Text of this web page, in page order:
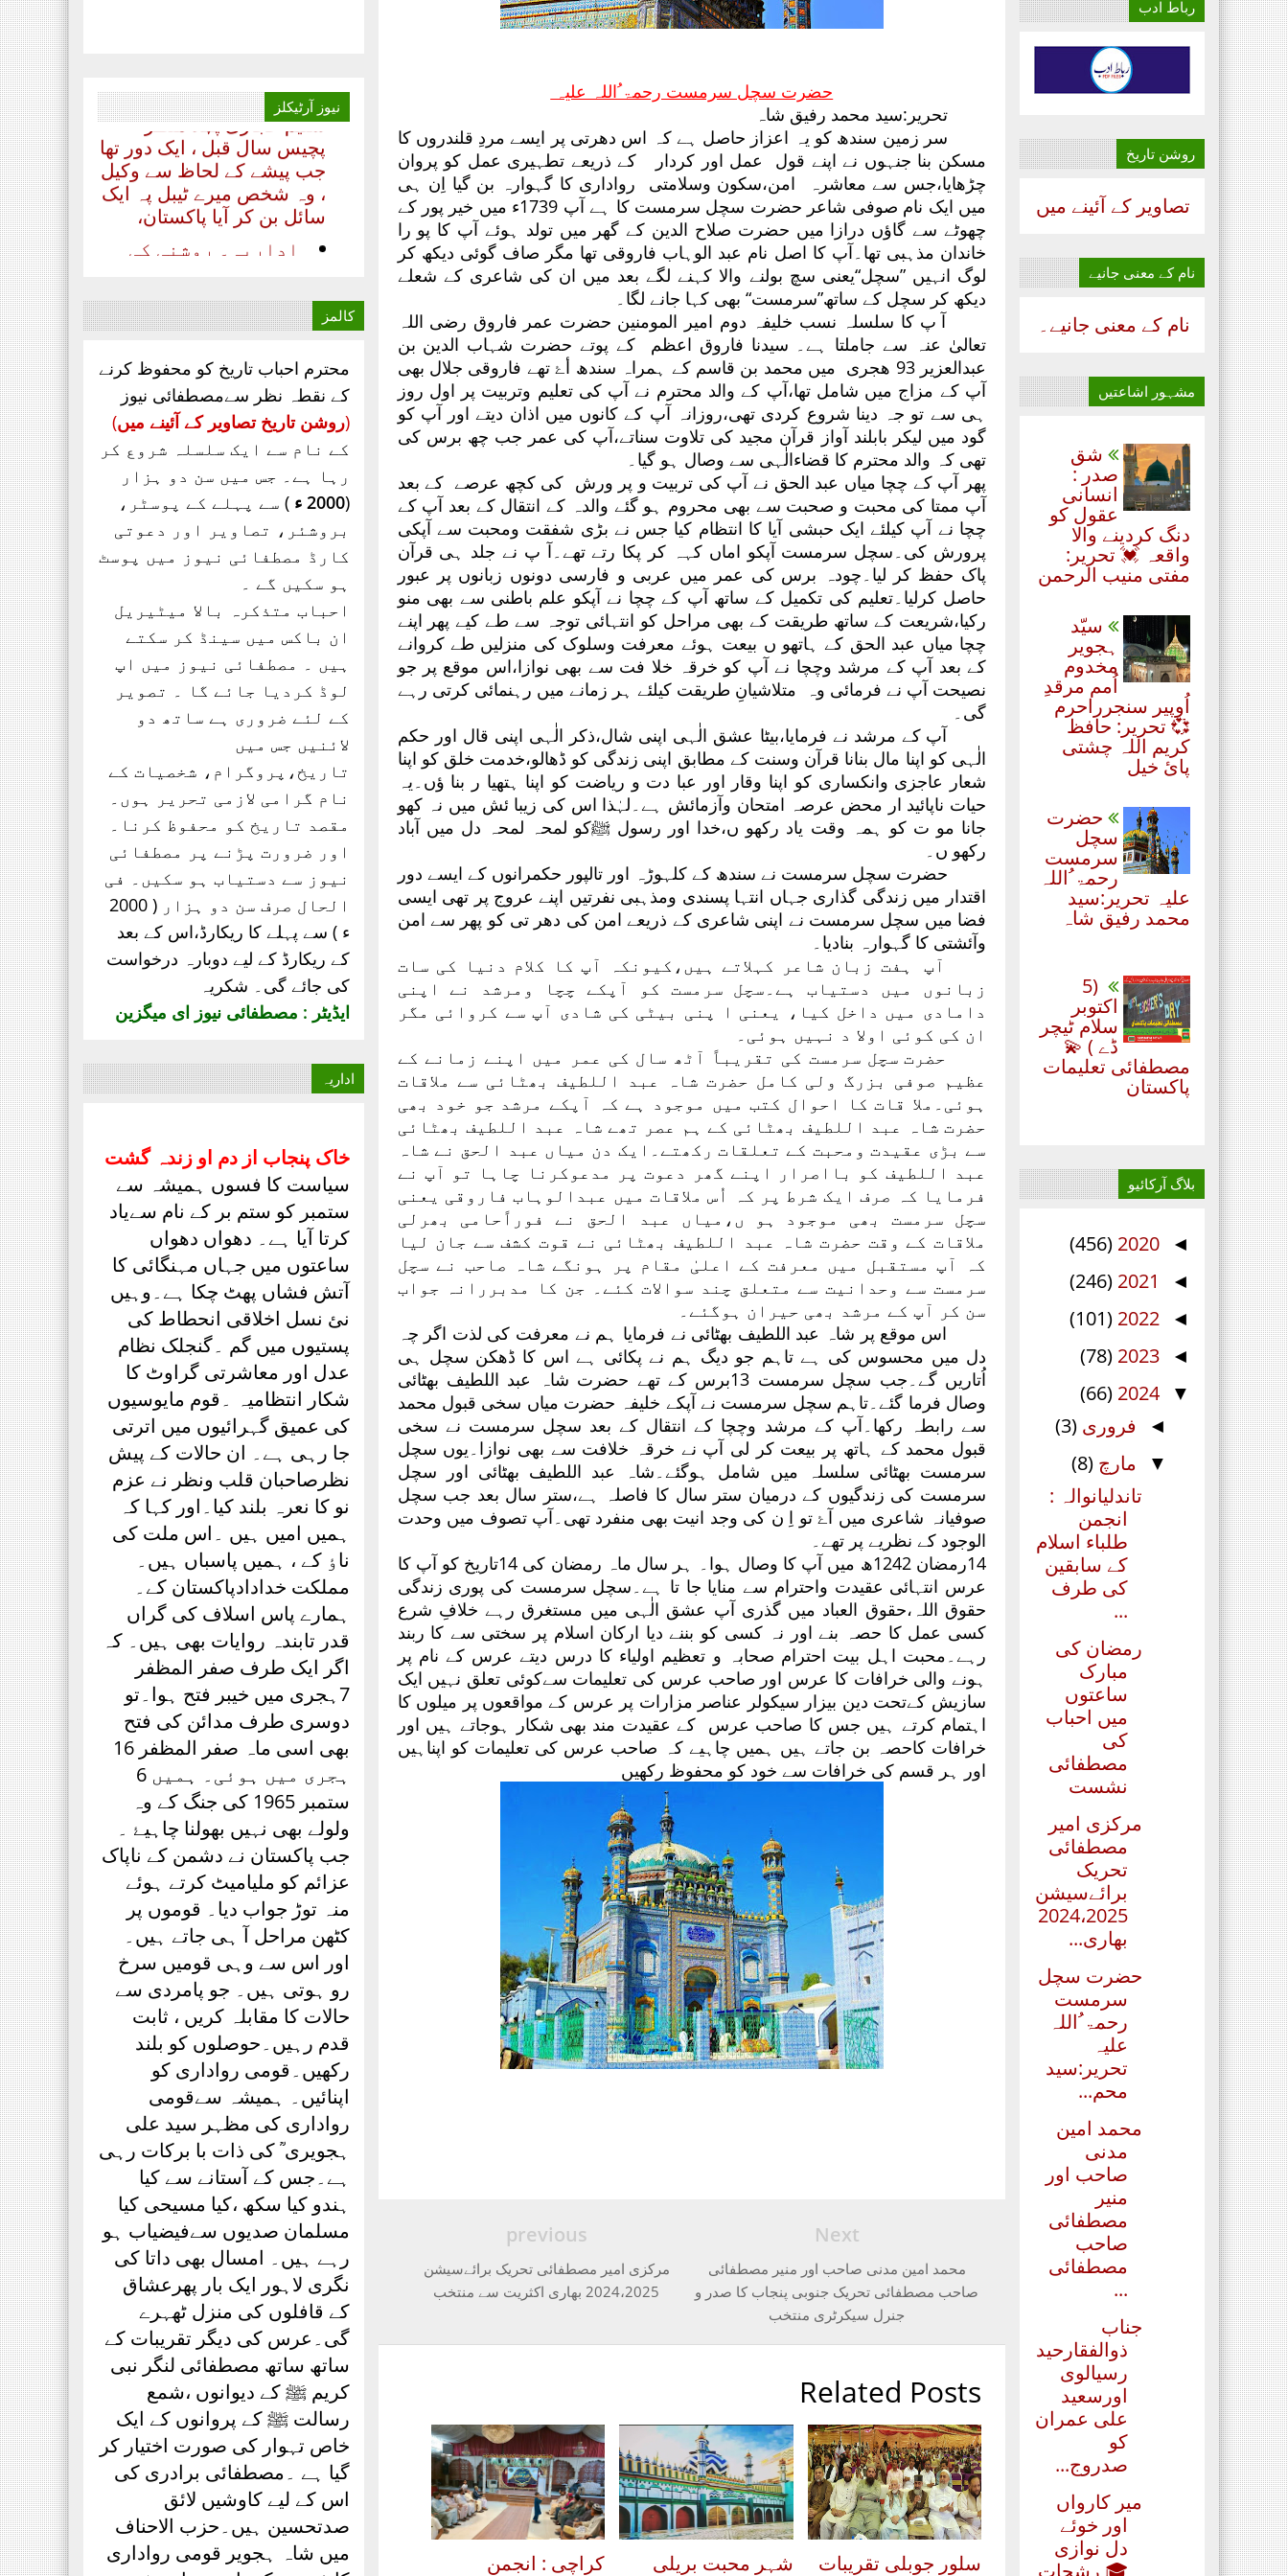
رباط ادب
روشن تاریخ
تصاویر کے آئینے میں
نام‌ کے معنی جانیے
نام‌ کے معنی جانیے۔
مشہور اشاعتیں
شق
صدر :
انسانی
عقول کو
دنگ کردینے والا
واقعہ 💓 تحریر:
مفتی منیب الرحمن
سیّد
ہجویر
مخدوم
اُمم مرقدِ
اُوپیر سنجرراحرم
💞 تحریر: حافظ
کریم اللہ چشتی
پائ خیل
حضرت
سچل
سرمست
رحمۃ ُاللہ
علیہ تحریر:سید
محمد رفیق شاہ
(5
اکتوبر
سلام ٹیچر
ڈے ) 💫
مصطفائی تعلیمات
پاکستان
بلاگ آرکائیو
◄
2020
(456)
◄
2021
(246)
◄
2022
(101)
◄
2023
(78)
▼
2024
(66)
◄ فروری (3)
▼ مارچ (8)
تاندلیانوالہ :
انجمن
طلباء اسلام
کے سابقین
کی طرف
...
رمضان کی
مبارک
ساعتوں
میں احباب
کی
مصطفائی
نشست
مرکزی امیر
مصطفائی
تحریک
برائےسیشن
2024،2025
بھاری...
حضرت سچل
سرمست
رحمۃ ُاللہ
علیہ
تحریر:سید
محم...
محمد امین
مدنی
صاحب اور
منیر
مصطفائی
صاحب
مصطفائی
...
جناب
ذوالفقارحید
رسیالوی
اورسعید
علی عمران
کو
صدروج...
میر کارواں
اور خوئے
دل نوازی
🎓 رشحات
حضرت سچل سرمست رحمۃ ُاللہ علیہ
تحریر:سید محمد رفیق شاہ
سر زمین سندھ کو یہ اعزاز حاصل ہے کہ اس دھرتی پر ایسے مردِ قلندروں کا
مسکن بنا جنہوں نے اپنے قول عمل اور کردار کے ذریعے تطہیری عمل کو پروان
چڑھایا،جس سے معاشرہ امن،سکون وسلامتی رواداری کا گہوارہ بن گیا اِن ہی
میں ایک نام صوفی شاعر حضرت سچل سرمست کا ہے آپ 1739ء میں خیر پور کے
چھوٹے سے گاؤں درازا میں حضرت صلاح الدین کے گھر میں تولد ہوئے آپ کا پو را
خاندان مذہبی تھا۔آپ کا اصل نام عبد الوہاب فاروقی تھا مگر صاف گوئی دیکھ کر
لوگ انہیں ”سچل“یعنی سچ بولنے والا کہنے لگے بعد میں ان کی شاعری کے شعلے
دیکھ کر سچل کے ساتھ”سرمست“ بھی کہا جانے لگا۔
آ پ کا سلسلہ نسب خلیفہ دوم امیر المومنین حضرت عمر فاروق رضی اللہ
تعالیٰ عنہ سے جاملتا ہے۔ سیدنا فاروق اعظم کے پوتے حضرت شہاب الدین بن
عبدالعزیر 93 ھجری میں محمد بن قاسم کے ہمراہ سندھ أۓ تھے فاروقی جلال بھی
آپ کے مزاج میں شامل تھا،آپ کے والد محترم نے آپ کی تعلیم وتربیت پر اول روز
ہی سے تو جہ دینا شروع کردی تھی،روزانہ آپ کے کانوں میں اذان دیتے اور آپ کو
گود میں لیکر بابلند آواز قرآن مجید کی تلاوت سناتے،آپ کی عمر جب چھ برس کی
تھی کہ والد محترم کا قضاءالٰہی سے وصال ہو گیا۔
پھر آپ کے چچا میاں عبد الحق نے آپ کی تربیت و پر ورش کی کچھ عرصے کے بعد
آپ ممتا کی محبت و صحبت سے بھی محروم ہو گئے والدہ کے انتقال کے بعد آپ کے
چچا نے آپ کیلئے ایک حبشی آیا کا انتظام کیا جس نے بڑی شفقت ومحبت سے آپکی
پرورش کی۔سچل سرمست آپکو اماں کہہ کر پکا رتے تھے۔آ پ نے جلد ہی قرآن
پاک حفظ کر لیا۔چودہ برس کی عمر میں عربی و فارسی دونوں زبانوں پر عبور
حاصل کرلیا۔تعلیم کی تکمیل کے ساتھ آپ کے چچا نے آپکو علم باطنی سے بھی منو
رکیا،شریعت کے ساتھ طریقت کے بھی مراحل کو انتہائی توجہ سے طے کیے پھر اپنے
چچا میاں عبد الحق کے ہاتھو ں بیعت ہوئے معرفت وسلوک کی منزلیں طے کروانے
کے بعد آپ کے مرشد وچچا نے آپ کو خرقہ خلا فت سے بھی نوازا،اس موقع پر جو
نصیحت آپ نے فرمائی وہ متلاشیانِ طریقت کیلئے ہر زمانے میں رہنمائی کرتی رہے
گی۔
آپ کے مرشد نے فرمایا،بیٹا عشق الٰہی اپنی شال،ذکر الٰہی اپنی قال اور حکم
الٰہی کو اپنا مال بنانا قرآن وسنت کے مطابق اپنی زندگی کو ڈھالو،خدمت خلق کو اپنا
شعار عاجزی وانکساری کو اپنا وقار اور عبا دت و ریاضت کو اپنا ہتھیا ر بنا ؤں۔یہ
حیات ناپائید ار محض عرصہ امتحان وآزمائش ہے۔لہٰذا اس کی زیبا ئش میں نہ کھو
جانا مو ت کو ہمہ وقت یاد رکھو ں،خدا اور رسول ﷺکو لمحہ لمحہ دل میں آباد
رکھو ں۔
حضرت سچل سرمست نے سندھ کے کلہوڑہ اور تالپور حکمرانوں کے ایسے دور
اقتدار میں زندگی گذاری جہاں انتہا پسندی ومذہبی نفرتیں اپنے عروج پر تھی ایسی
فضا میں سچل سرمست نے اپنی شاعری کے ذریعے امن کی دھر تی کو پھر سے امن
وآئشتی کا گہوارہ بنادیا۔
آپ ہفت زبان شاعر کہلاتے ہیں،کیونکہ آپ کا کلام دنیا کی سات
زبانوں میں دستیاب ہے۔سچل سرمست کو آپکے چچا ومرشد نے اپنی
دامادی میں داخل کیا، یعنی ا پنی بیٹی کی شادی آپ سے کروائی مگر
ان کی کوئی اولا د نہیں ہوئی۔
حضرت سچل سرمست کی تقریباً آٹھ سال کی عمر میں اپنے زمانے کے
عظیم صوفی بزرگ ولی کامل حضرت شاہ عبد اللطیف بھٹائی سے ملاقات
ہوئی۔ملا قات کا احوال کتب میں موجود ہے کہ آپکے مرشد جو خود بھی
حضرت شاہ عبد اللطیف بھٹائی کے ہم عصر تھے شاہ عبد اللطیف بھٹائی
سے بڑی عقیدت ومحبت کے تعلقات رکھتے۔ایک دن میاں عبد الحق نے شاہ
عبد اللطیف کو بااصرار اپنے گھر دعوت پر مدعوکرنا چاہا تو آپ نے
فرمایا کہ صرف ایک شرط پر کہ اُس ملاقات میں عبدالوہاب فاروقی یعنی
سچل سرمست بھی موجود ہو ں،میاں عبد الحق نے فوراًحامی بھرلی
ملاقات کے وقت حضرت شاہ عبد اللطیف بھٹائی نے قوت کشف سے جان لیا
کہ آپ مستقبل میں معرفت کے اعلیٰ مقام پر ہونگے شاہ صاحب نے سچل
سرمست سے وحدانیت سے متعلق چند سوالات کئے۔ جن کا مدبررانہ جواب
سن کر آپ کے مرشد بھی حیران ہوگئے۔
اس موقع پر شاہ عبد اللطیف بھٹائی نے فرمایا ہم نے معرفت کی لذت اگر چہ
دل میں محسوس کی ہے تاہم جو دیگ ہم نے پکائی ہے اس کا ڈھکن سچل ہی
اُتاریں گے۔جب سچل سرمست 13برس کے تھے حضرت شاہ عبد اللطیف بھٹائی
وصال فرما گئے۔تاہم سچل سرمست نے آپکے خلیفہ حضرت میاں سخی قبول محمد
سے رابطہ رکھا۔آپ کے مرشد وچچا کے انتقال کے بعد سچل سرمست نے سخی
قبول محمد کے ہاتھ پر بیعت کر لی آپ نے خرقہ خلافت سے بھی نوازا۔یوں سچل
سرمست بھٹائی سلسلہ میں شامل ہوگئے۔شاہ عبد اللطیف بھٹائی اور سچل
سرمست کی زندگیوں کے درمیان ستر سال کا فاصلہ ہے،ستر سال بعد جب سچل
صوفیانہ شاعری میں آۓ تو اِ ن کی وجد انیت بھی منفرد تھی۔آپ تصوف میں وحدت
الوجود کے نظریے پر تھے۔
14رمضان 1242ھ میں آپ کا وصال ہوا۔ ہر سال ماہ رمضان کی 14تاریخ کو آپ کا
عرس انتہائی عقیدت واحترام سے منایا جا تا ہے۔سچل سرمست کی پوری زندگی
حقوق اللہ،حقوق العباد میں گذری آپ عشق الٰہی میں مستغرق رہے خلافِ شرع
کسی عمل کا حصہ بنے اور نہ کسی کو بننے دیا ارکان اسلام پر سختی سے کا ربند
رہے۔محبت اہل بیت احترام صحابہ و تعظیم اولیاء کا درس دیتے عرس کے نام پر
ہونے والی خرافات کا عرس اور صاحب عرس کی تعلیمات سےکوئی تعلق نہیں ایک
سازیش کےتحت دین بیزار سیکولر عناصر مزارات پر عرس کے مواقعوں پر میلوں کا
اہتمام کرتے ہیں جس کا صاحب عرس کے عقیدت مند بھی شکار ہوجاتے ہیں اور
خرافات کاحصہ بن جاتے ہیں ہمیں چاہیے کہ صاحب عرس کی تعلیمات کو اپناہیں
اور ہر قسم کی خرافات سے خود کو محفوظ رکھیں
Next
محمد امین مدنی صاحب اور منیر مصطفائی
صاحب مصطفائی تحریک جنوبی پنجاب کا صدر و
جنرل سیکرٹری منتخب
previous
مرکزی امیر مصطفائی تحریک برائےسیشن
2024،2025 بھاری اکثریت سے منتخب
Related Posts
سلور جوبلی تقریبات شہر محبت بریلی کراچی : انجمن
نیوز آرٹیکلز
سلیم حجازی پہلا منظر
پچیس سال قبل ، ایک دور تھا
جب پیشے کے لحاظ سے وکیل
، وہ شخص میرے ٹیبل پہ ایک
سائل بن کر آیا پاکستان،
‏اداریہ۔ روشنی کی
کرن. محمد عابد ضیائی
مصطفائی نیوز کراچی
مصطفائی تحریک
لے کر ۔۔۔
جناب سعید احمد چشتی
ڈویژنل صدر مصطفائی
تحریک ساہیوال کی مبارکباد
انجمن طلباء اسلام کی
موجودہ مرکزی قیادت
مبارکباد کی مستحق ہے۔ کہ
جنہوں نے حیی علی الفلاح،
کالمز
محترم احباب تاریخ کو محفوظ کرنے
کے نقطہ نظر سےمصطفائی نیوز
(روشن تاریخ تصاویر کے آئینے میں)
کے نام سے ایک سلسلہ شروع کر
رہا ہے۔ جس میں سن دو ہزار
(2000 ء
) سے پہلے کے پوسٹر،
بروشئر، تصاویر اور دعوتی
کارڈ مصطفائی نیوز میں پوسٹ
ہو سکیں گے ۔
احباب متذکرہ بالا میٹیریل
ان باکس میں سینڈ کر سکتے
ہیں ۔ مصطفائی نیوز میں اپ
لوڈ کردیا جائے گا ۔ تصویر
کے لئے ضروری ہے ساتھ دو
لائنیں جس میں
تاریخ،پروگرام، شخصیات کے
نام گرامی لازمی تحریر ہوں۔
مقصد تاریخ کو محفوظ کرنا۔
اور ضرورت پڑنے پر مصطفائی
نیوز سے دستیاب ہو سکیں۔ فی
الحال صرف
سن دو ہزار ( 2000
ء ) سے پہلے کا ریکارڈ،اس کے بعد
کے ریکارڈ کے لیے دوبارہ درخواست
کی جائے گی۔ شکریہ
ایڈیٹر : مصطفائی نیوز ای میگزین
اداریہ
خاک پنجاب از دم او زندہ گشت
سیاست کا فسوں ہمیشہ سے
ستمبر کو ستم بر کے نام سےیاد
کرتا آیا ہے۔ دھواں دھواں
ساعتوں میں جہاں مہنگائی کا
آتش فشاں پھٹ چکا ہے۔وہیں
نئ نسل اخلاقی انحطاط کی
پستیوں میں گم ۔گنجلک نظام
عدل اور معاشرتی گراوٹ کا
شکار انتظامیہ ۔قوم مایوسیوں
کی عمیق گہرائیوں میں اترتی
جا رہی ہے۔ ان حالات کے پیش
نظرصاحبان قلب ونظر نے عزم
نو کا نعرہ بلند کیا۔اور کہا کہ
ہمیں امیں ہیں ۔اس ملت کی
ناٶ کے ، ہمیں پاسباں ہیں۔
مملکت خدادادپاکستان کے۔
ہمارے پاس اسلاف کی گراں
قدر تابندہ روایات بھی ہیں۔ کہ
اگر ایک طرف صفر المظفر
7ہجری میں خیبر فتح ہوا۔تو
دوسری طرف مدائن کی فتح
بھی اسی ماہ صفر المظفر 16
ہجری میں ہوئی۔ ہمیں 6
ستمبر 1965 کی جنگ کے وہ
ولولے بھی نہیں بھولنا چاہیۓ ۔
جب پاکستان نے دشمن کے ناپاک
عزائم کو ملیامیٹ کرتے ہوئے
منہ توڑ جواب دیا۔ قوموں پر
کٹھن مراحل آ ہی جاتے ہیں۔
اور اس سے وہی قومیں سرخ
رو ہوتی ہیں۔ جو پامردی سے
حالات کا مقابلہ کریں ، ثابت
قدم رہیں۔حوصلوں کو بلند
رکھیں۔قومی رواداری کو
اپنائیں۔ ہمیشہ سےقومی
رواداری کی مظہر سید علی
ہجویری ؒ کی ذات با برکات رہی
ہے۔جس کے آستانے سے کیا
ہندو کیا سکھ ،کیا مسیحی کیا
مسلمان صدیوں سےفیضیاب ہو
رہے ہیں۔ امسال بھی داتا کی
نگری لاہور ایک بار پھرعشاق
کے قافلوں کی منزل ٹھہرے
گی۔عرس کی دیگر تقریبات کے
ساتھ ساتھ مصطفائی لنگر نبی
کریم ﷺ کے دیوانوں ،شمع
رسالت ﷺ کے پروانوں کے ایک
خاص تہوار کی صورت اختیار کر
گیا ہے ۔مصطفائی برادری کی
اس کے لیے کاوشیں لائق
صدتحسین ہیں۔حزب الاحناف
میں شاہ ہجویر قومی رواداری